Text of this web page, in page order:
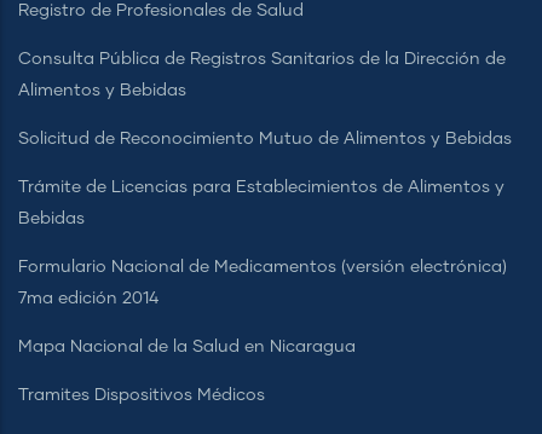
Registro de Profesionales de Salud
Consulta Pública de Registros Sanitarios de la Dirección de
Alimentos y Bebidas
Solicitud de Reconocimiento Mutuo de Alimentos y Bebidas
Trámite de Licencias para Establecimientos de Alimentos y
Bebidas
Formulario Nacional de Medicamentos (versión electrónica)
7ma edición 2014
Mapa Nacional de la Salud en Nicaragua
Tramites Dispositivos Médicos